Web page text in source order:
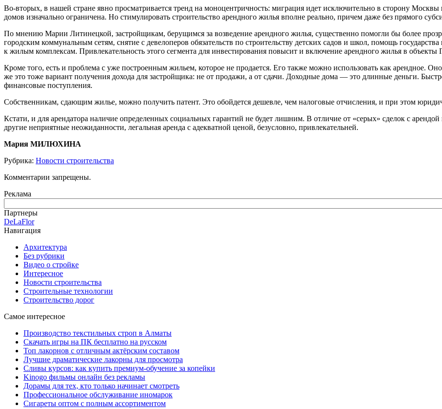
Во-вторых, в нашей стране явно просматривается тренд на моноцентричность: миграция идет исключительно в сторону
домов изначально ограничена. Но стимулировать строительство арендного жилья вполне реально, причем даже без прямого
По мнению Марии Литинецкой, застройщикам, берущимся за возведение арендного жилья, существенно помогли бы более
городским коммунальным сетям, снятие с девелоперов обязательств по строительству детских садов и школ, помощь
к жилым комплексам. Привлекательность этого сегмента для инвестирования повысит и включение арендного жилья в объекты
Кроме того, есть и проблема с уже построенным жильем, которое не продается. Его также можно использовать как арендное.
же это тоже вариант получения дохода для застройщика: не от продажи, а от сдачи. Доходные дома — это длинные деньги.
финансовые поступления.
Собственникам, сдающим жилье, можно получить патент. Это обойдется дешевле, чем налоговые отчисления, и при этом
Кстати, и для арендатора наличие определенных социальных гарантий не будет лишним. В отличие от «серых» сделок с
другие неприятные неожиданности, легальная аренда с адекватной ценой, безусловно, привлекательней.
Мария МИЛЮХИНА
Рубрика: Новости строительства
Комментарии запрещены.
Реклама
Партнеры
DeLaFlor
Навигация
Архитектура
Без рубрики
Видео о стройке
Интересное
Новости строительства
Строительные технологии
Строительство дорог
Самое интересное
Производство текстильных строп в Алматы
Скачать игры на ПК бесплатно на русском
Топ лакорнов с отличным актёрским составом
Лучшие драматические лакорны для просмотра
Сливы курсов: как купить премиум-обучение за копейки
Kinogo фильмы онлайн без рекламы
Дорамы для тех, кто только начинает смотреть
Профессиональное обслуживание иномарок
Сигареты оптом с полным ассортиментом